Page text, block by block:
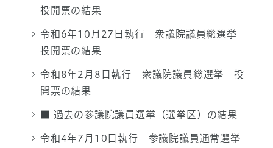
投開票の結果
令和6年10月27日執行 衆議院議員総選挙
投開票の結果
令和8年2月8日執行 衆議院議員総選挙 投
開票の結果
■ 過去の参議院議員選挙（選挙区）の結果
令和4年7月10日執行 参議院議員通常選挙